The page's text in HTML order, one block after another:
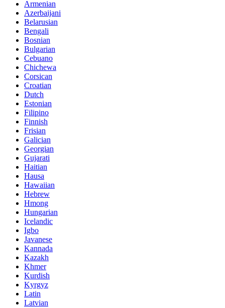
Armenian
Azerbaijani
Belarusian
Bengali
Bosnian
Bulgarian
Cebuano
Chichewa
Corsican
Croatian
Dutch
Estonian
Filipino
Finnish
Frisian
Galician
Georgian
Gujarati
Haitian
Hausa
Hawaiian
Hebrew
Hmong
Hungarian
Icelandic
Igbo
Javanese
Kannada
Kazakh
Khmer
Kurdish
Kyrgyz
Latin
Latvian